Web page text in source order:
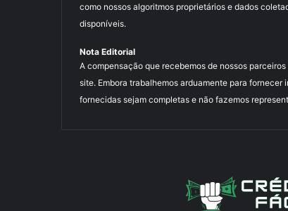
como nossos algoritmos proprietários e dados
disponíveis.
Nota Editorial
A compensação que recebemos de nossos
site. Embora trabalhemos arduamente para
fornecidas sejam completas e não fazemos